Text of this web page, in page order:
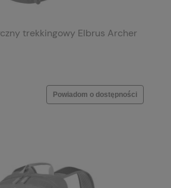
trekkingowy Elbrus Archer
Powiadom o dostępności